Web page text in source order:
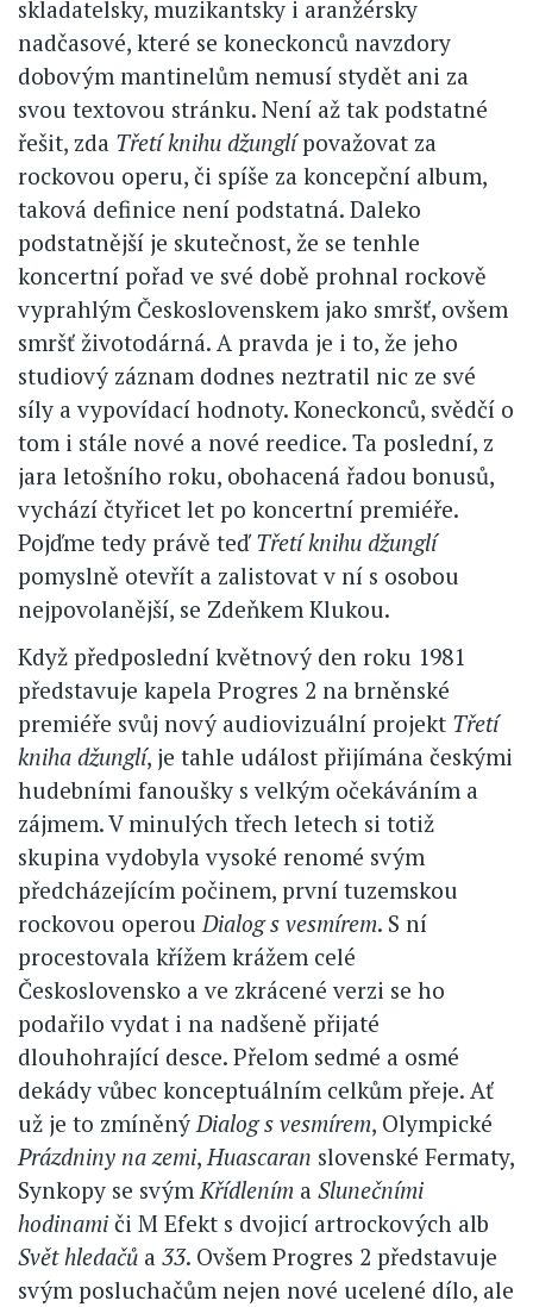
skladatelsky, muzikantsky i aranžérsky
nadčasové, které se koneckonců navzdory
dobovým mantinelům nemusí stydět ani za
svou textovou stránku. Není až tak podstatné
řešit, zda Třetí knihu džunglípovažovat za
rockovou operu, či spíše za koncepční album,
taková definice není podstatná. Daleko
podstatnější je skutečnost, že se tenhle
koncertní pořad ve své době prohnal rockově
vyprahlým Československem jako smršť, ovšem
smršť životodárná. A pravda je i to, že jeho
studiový záznam dodnes neztratil nic ze své
síly a vypovídací hodnoty. Koneckonců, svědčí o
tom i stále nové a nové reedice. Ta poslední, z
jara letošního roku, obohacená řadou bonusů,
vychází čtyřicet let po koncertní premiéře.
Pojďme tedy právě teďTřetí knihu džunglí
pomyslně otevřít a zalistovat v ní s osobou
nejpovolanější, se Zdeňkem Klukou.
Když předposlední květnový den roku 1981
představuje kapela Progres 2 na brněnské
premiéře svůj nový audiovizuální projekt Třetí
kniha džunglí, je tahle událost přijímána českými
hudebními fanoušky s velkým očekáváním a
zájmem. V minulých třech letech si totiž
skupina vydobyla vysoké renomé svým
předcházejícím počinem, první tuzemskou
rockovou operouDialog s vesmírem. S ní
procestovala křížem krážem celé
Československo a ve zkrácené verzi se ho
podařilo vydat i na nadšeně přijaté
dlouhohrající desce. Přelom sedmé a osmé
dekády vůbec konceptuálním celkům přeje. Ať
už je to zmíněnýDialog s vesmírem, Olympické
Prázdniny na zemi,Huascaran slovenské Fermaty,
Synkopy se svýmKřídlením a Slunečními
hodinami či M Efekt s dvojicí artrockových alb
Svět hledačů a 33. Ovšem Progres 2 představuje
svým posluchačům nejen nové ucelené dílo, ale